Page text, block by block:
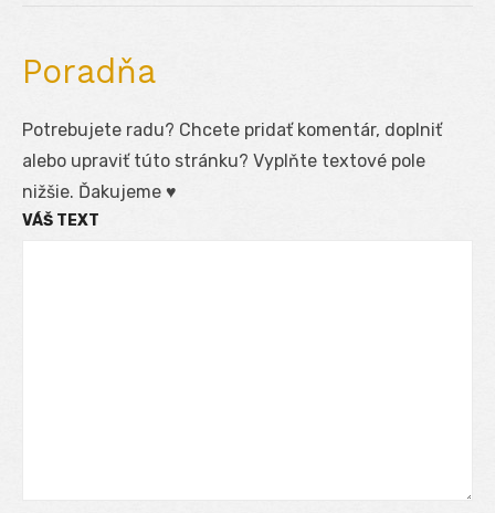
Poradňa
Potrebujete radu? Chcete pridať komentár, doplniť
alebo upraviť túto stránku? Vyplňte textové pole
nižšie. Ďakujeme ♥
VÁŠ TEXT